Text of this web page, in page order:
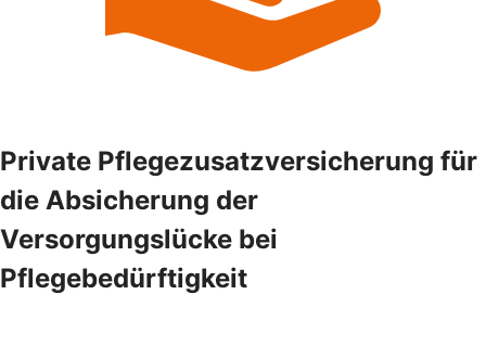
Private Pflegezusatzversicherung für
die Absicherung der
Versorgungslücke bei
Pflegebedürftigkeit